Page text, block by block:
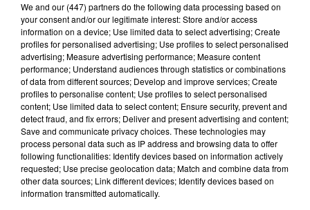
Lecture (2 min 23 sec)
100%
100% Radio les infos du Tarn et Garonne
We and our (447) partnersdo the following data processing based on
your consent and/or our legitimate interest: Store and/or access
information on a device; Use limited data to select advertising; Create
profiles for personalised advertising; Use profiles to select personalised
advertising; Measure advertising performance; Measure content
performance; Understand audiences through statistics or combinations
of data from different sources; Develop and improve services; Create
profiles to personalise content; Use profiles to select personalised
content; Use limited data to select content; Ensure security, prevent and
detect fraud, and fix errors; Deliver and present advertising and content;
Save and communicate privacy choices. These technologies may
process personal data such as IP address and browsing data to offer
following functionalities: Identify devices based on information actively
requested; Use precise geolocation data; Match and combine data from
other data sources; Link different devices; Identify devices based on
information transmitted automatically.